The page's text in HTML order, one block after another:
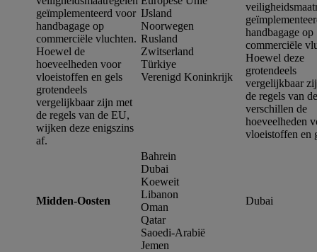
geïmplementeerd voor
handbagage op
commerciële vluchten.
Hoewel de
hoeveelheden voor
vloeistoffen en gels
grotendeels
vergelijkbaar zijn met
de regels van de EU,
wijken deze enigszins
af.
IJsland
Noorwegen
Rusland
Zwitserland
Türkiye
Verenigd Koninkrijk
handbagage op
commerciële
Hoewel deze
grotendeels
vergelijkbaar
de regels van
verschillen de
hoeveelheden
vloeistoffen en
Midden-Oosten
Bahrein
Dubai
Koeweit
Libanon
Oman
Qatar
Saoedi-Arabië
Jemen
Dubai